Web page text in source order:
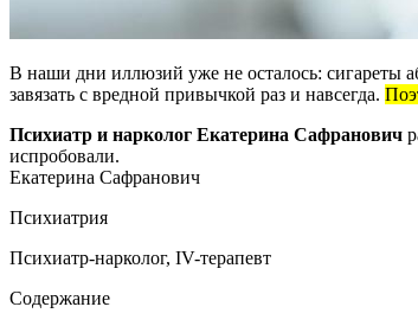
В наши дни иллюзий уже не осталось: сигареты
завязать с вредной привычкой раз и навсегда.
Психиатр и нарколог Екатерина Сафранович
испробовали.
Екатерина Сафранович
Психиатрия
Психиатр-нарколог, IV-терапевт
Содержание